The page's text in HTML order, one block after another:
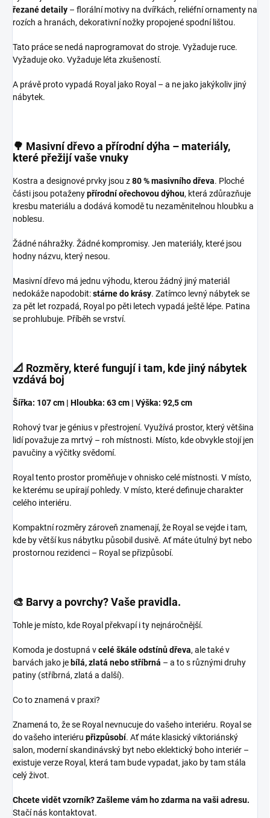
řezané detaily – florální motivy na dvířkách, reliéfní ornamenty na
rozích a hranách, dekorativní nožky propojené spodní lištou.
Tato práce se nedá naprogramovat do stroje. Vyžaduje ruce.
Vyžaduje oko. Vyžaduje léta zkušeností.
A právě proto vypadá Royal jako Royal – a ne jako jakýkoliv jiný
nábytek.
🌳 Masivní dřevo a přírodní dýha – materiály,
které přežijí vaše vnuky
Kostra a designové prvky jsou z80 % masivního dřeva. Ploché
části jsou potaženypřírodní ořechovou dýhou, která zdůrazňuje
kresbu materiálu a dodává komodě tu nezaměnitelnou hloubku a
noblesu.
Žádné náhražky. Žádné kompromisy. Jen materiály, které jsou
hodny názvu, který nesou.
Masivní dřevo má jednu výhodu, kterou žádný jiný materiál
nedokáže napodobit:stárne do krásy. Zatímco levný nábytek se
za pět let rozpadá, Royal po pěti letech vypadá ještě lépe. Patina
se prohlubuje. Příběh se vrství.
📐 Rozměry, které fungují i tam, kde jiný nábytek
vzdává boj
Šířka: 107 cm | Hloubka: 63 cm | Výška: 92,5 cm
Rohový tvar je génius v přestrojení. Využívá prostor, který většina
lidí považuje za mrtvý – roh místnosti. Místo, kde obvykle stojí jen
pavučiny a výčitky svědomí.
Royal tento prostor proměňuje v ohnisko celé místnosti. V místo,
ke kterému se upírají pohledy. V místo, které definuje charakter
celého interiéru.
Kompaktní rozměry zároveň znamenají, že Royal se vejde i tam,
kde by větší kus nábytku působil dusivě. Ať máte útulný byt nebo
prostornou rezidenci – Royal se přizpůsobí.
🎨 Barvy a povrchy? Vaše pravidla.
Tohle je místo, kde Royal překvapí i ty nejnáročnější.
Komoda je dostupná vcelé škále odstínů dřeva, ale také v
barvách jako je bílá, zlatá nebo stříbrná – a to s různými druhy
patiny (stříbrná, zlatá a další).
Co to znamená v praxi?
Znamená to, že se Royal nevnucuje do vašeho interiéru. Royal se
do vašeho interiéru přizpůsobí. Ať máte klasický viktoriánský
salon, moderní skandinávský byt nebo eklektický boho interiér –
existuje verze Royal, která tam bude vypadat, jako by tam stála
celý život.
Chcete vidět vzorník? Zašleme vám ho zdarma na vaši adresu.
Stačí nás kontaktovat.